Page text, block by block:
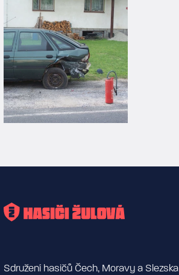
Sdružení hasičů Čech, Moravy a Slezska